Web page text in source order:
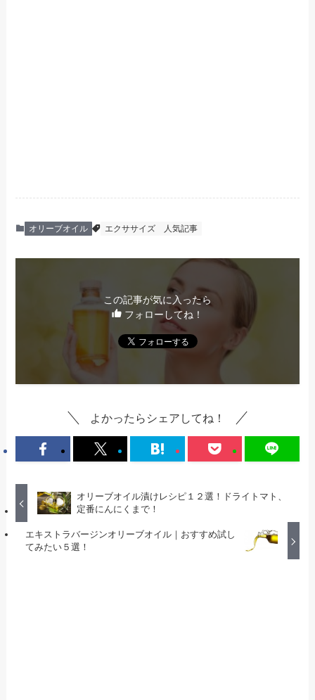
オリーブオイル エクササイズ 人気記事
この記事が気に入ったら
フォローしてね！
よかったらシェアしてね！
オリーブオイル漬けレシピ１２選！ドライトマト、
定番にんにくまで！
エキストラバージンオリーブオイル｜おすすめ試し
てみたい５選！